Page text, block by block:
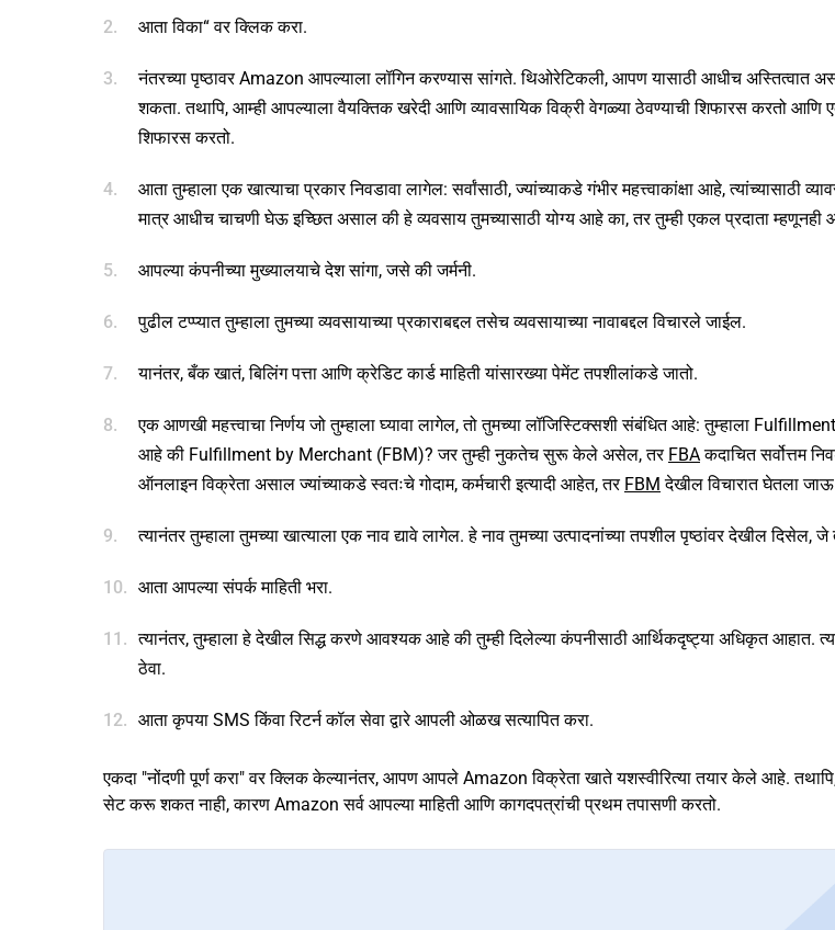
आता विका“ वर क्लिक करा.
नंतरच्या पृष्ठावर Amazon आपल्याला लॉगिन करण्यास सांगते. थिओरेटिकली, आपण यासाठी आधीच अस्तित्वात
शकता. तथापि, आम्ही आपल्याला वैयक्तिक खरेदी आणि व्यावसायिक विक्री वेगळ्या ठेवण्याची शिफारस करतो आणि
शिफारस करतो.
आता तुम्हाला एक खात्याचा प्रकार निवडावा लागेल: सर्वांसाठी, ज्यांच्याकडे गंभीर महत्त्वाकांक्षा आहे, त्यांच्यासाठी
मात्र आधीच चाचणी घेऊ इच्छित असाल की हे व्यवसाय तुमच्यासाठी योग्य आहे का, तर तुम्ही एकल प्रदाता
आपल्या कंपनीच्या मुख्यालयाचे देश सांगा, जसे की जर्मनी.
पुढील टप्प्यात तुम्हाला तुमच्या व्यवसायाच्या प्रकाराबद्दल तसेच व्यवसायाच्या नावाबद्दल विचारले जाईल.
यानंतर, बँक खातं, बिलिंग पत्ता आणि क्रेडिट कार्ड माहिती यांसारख्या पेमेंट तपशीलांकडे जातो.
एक आणखी महत्त्वाचा निर्णय जो तुम्हाला घ्यावा लागेल, तो तुमच्या लॉजिस्टिक्सशी संबंधित आहे: तुम्हाला
आहे की Fulfillment by Merchant (FBM)? जर तुम्ही नुकतेच सुरू केले असेल, तर FBAकदाचित सर्वोत्तम
ऑनलाइन विक्रेता असाल ज्यांच्याकडे स्वतःचे गोदाम, कर्मचारी इत्यादी आहेत, तर FBM देखील विचारात घेतला
त्यानंतर तुम्हाला तुमच्या खात्याला एक नाव द्यावे लागेल. हे नाव तुमच्या उत्पादनांच्या तपशील पृष्ठांवर देखील दिसेल,
आता आपल्या संपर्क माहिती भरा.
त्यानंतर, तुम्हाला हे देखील सिद्ध करणे आवश्यक आहे की तुम्ही दिलेल्या कंपनीसाठी आर्थिकदृष्ट्या अधिकृत आहात.
ठेवा.
आता कृपया SMS किंवा रिटर्न कॉल सेवा द्वारे आपली ओळख सत्यापित करा.
एकदा "नोंदणी पूर्ण करा" वर क्लिक केल्यानंतर, आपण आपले Amazon विक्रेता खाते यशस्वीरित्या तयार केले आहे.
सेट करू शकत नाही, कारण Amazon सर्व आपल्या माहिती आणि कागदपत्रांची प्रथम तपासणी करतो.